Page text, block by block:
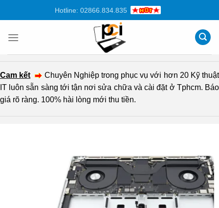
dung
Hotline: 02866.834.835
Cam kết
Chuyên Nghiệp trong phục vụ với hơn 20 Kỹ thuật
IT luôn sẵn sàng tới tận nơi sửa chữa và cài đặt ở Tphcm. Báo
giá rõ ràng. 100% hài lòng mới thu tiền.